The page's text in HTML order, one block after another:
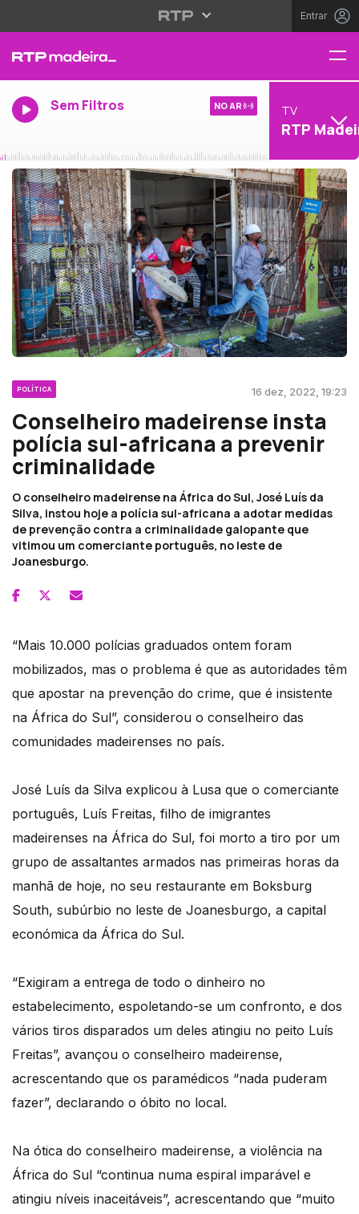
Entrar
Sem Filtros NO AR TV
RTP
POLÍTICA 16 dez, 2022, 19:23
Conselheiro madeirense insta
polícia sul-africana a prevenir
criminalidade
O conselheiro madeirense na África do Sul, José Luís da
Silva, instou hoje a polícia sul-africana a adotar medidas
de prevenção contra a criminalidade galopante que
vitimou um comerciante português, no leste de
Joanesburgo.
“Mais 10.000 polícias graduados ontem foram
mobilizados, mas o problema é que as autoridades têm
que apostar na prevenção do crime, que é insistente
na África do Sul”, considerou o conselheiro das
comunidades madeirenses no país.
José Luís da Silva explicou à Lusa que o comerciante
português, Luís Freitas, filho de imigrantes
madeirenses na África do Sul, foi morto a tiro por um
grupo de assaltantes armados nas primeiras horas da
manhã de hoje, no seu restaurante em Boksburg
South, subúrbio no leste de Joanesburgo, a capital
económica da África do Sul.
“Exigiram a entrega de todo o dinheiro no
estabelecimento, espoletando-se um confronto, e dos
vários tiros disparados um deles atingiu no peito Luís
Freitas”, avançou o conselheiro madeirense,
acrescentando que os paramédicos “nada puderam
fazer”, declarando o óbito no local.
Na ótica do conselheiro madeirense, a violência na
África do Sul “continua numa espiral imparável e
atingiu níveis inaceitáveis”, acrescentando que “muito